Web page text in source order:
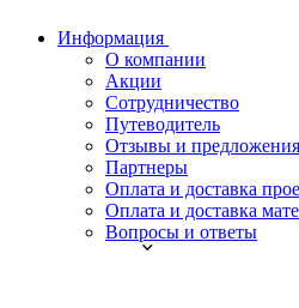
Информация
О компании
Акции
Сотрудничество
Путеводитель
Отзывы и предложения
Партнеры
Оплата и доставка
Оплата и доставка
Вопросы и ответы